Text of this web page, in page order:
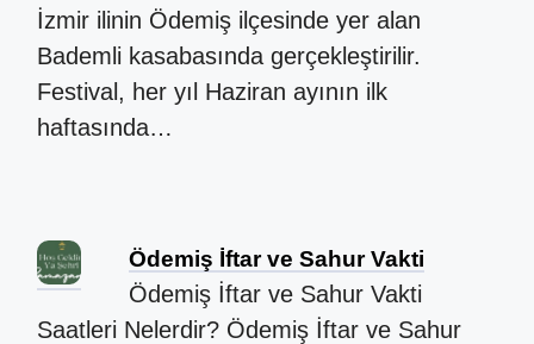
İzmir ilinin Ödemiş ilçesinde yer alan
Bademli kasabasında gerçekleştirilir.
Festival, her yıl Haziran ayının ilk
haftasında…
Ödemiş İftar ve Sahur Vakti
Ödemiş İftar ve Sahur Vakti
Saatleri Nelerdir? Ödemiş İftar ve Sahur